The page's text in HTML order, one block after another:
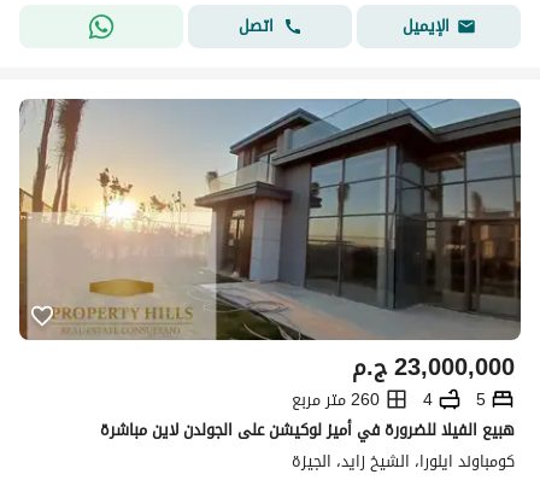
الإيميل
اتصل
ج.م23,000,000
5
4
260 متر مربع
هبيع الفيلا للضرورة في أميز لوكيشن على الجولدن لاين مباشرة
كومباوند ايلورا، الشيخ زايد، الجيزة